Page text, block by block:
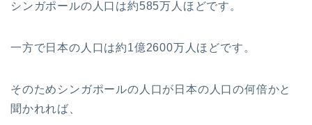
シンガポールの人口は約585万人ほどです。
一方で日本の人口は約1億2600万人ほどです。
そのためシンガポールの人口が日本の人口の何倍かと
聞かれれば、